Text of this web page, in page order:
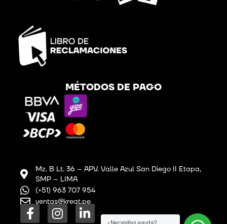
MÉTODOS DE PAGO
Mz. B Lt. 36 – APV. Valle Azul San Diego II Etapa,
SMP – LIMA
(+51) 963 707 954
ventas@kreat.pe
F I L